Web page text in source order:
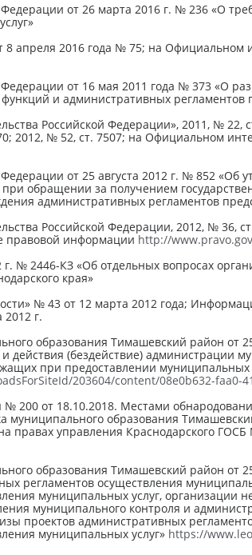
от 26 марта 2016 г. № 236 «О
8 апреля 2016 года № 75; на
от 16 мая 2011 года № 373 «О
и административных регламентов
Российской Федерации», 2011, № 22,
2012, № 52, ст. 7507; на Официальном
от 25 августа 2012 г. № 852 «Об
обращении за получением
административных регламентов
Российской Федерации, 2012, № 36,
правовой информации http://
№ 2446-КЗ «Об отдельных вопросах
края»
№ 43 от 12 марта 2012 года;
2012 г.
образования Тимашевский район от
действия (бездействие) администрации
при предоставлении муниципальных
203604/content/08e0b632-faa0-
№ 200 от 18.10.2018. Местами
муниципального образования
правах управления Краснодарского
образования Тимашевский район от
регламентов осуществления
муниципальных услуг, организации
муниципального контроля и
проектов административных
муниципальных услуг» https://